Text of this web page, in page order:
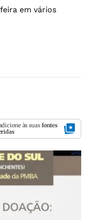
em vários
às suas fontes